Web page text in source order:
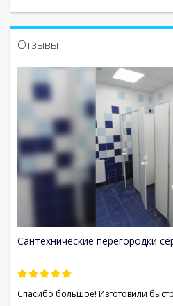
Отзывы
Сантехнические перегородки
Спасибо большое! Изготовили